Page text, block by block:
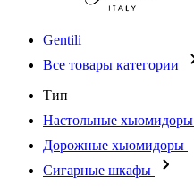
Gentili
Все товары категории
Тип
Настольные хьюмидоры
Дорожные хьюмидоры
Сигарные шкафы